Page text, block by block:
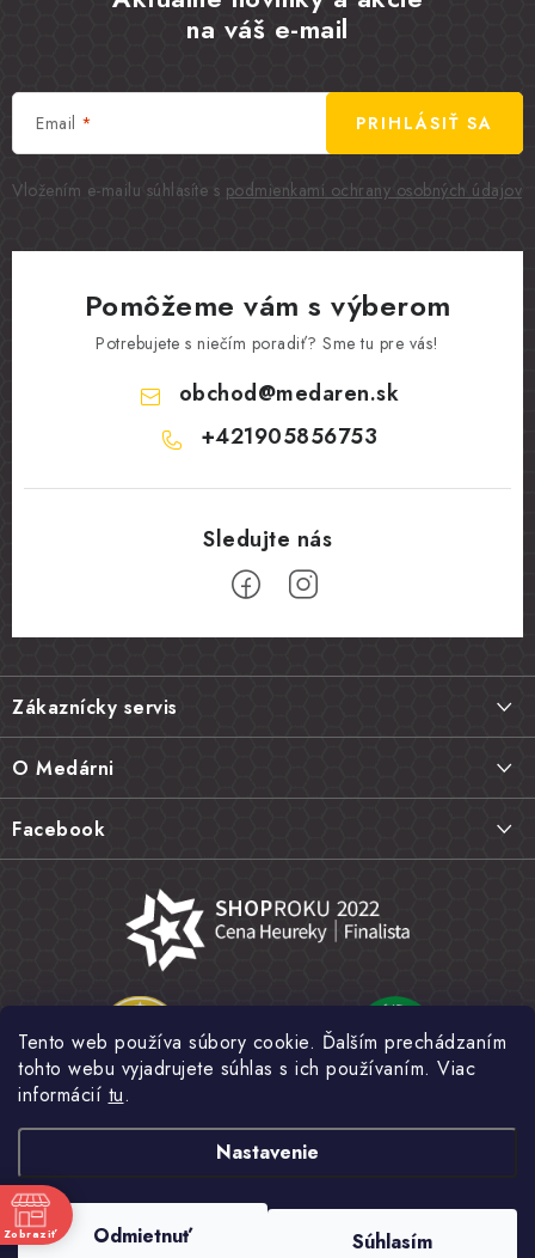
Tento web používa súbory cookie. Ďalším prechádzaním
tohto webu vyjadrujete súhlas s ich používaním. Viac
informácií tu.
Nastavenie
Odmietnuť Súhlasím
na váš e-mail
Email
Vložením e-mailu súhlasíte s podmienkami ochrany osobných údajov
PRIHLÁSIŤ SA
Pomôžeme vám s výberom
Potrebujete s niečím poradiť? Sme tu pre vás!
obchod@medaren.sk
+421905856753
Z
á
p
ä
e
Zákaznícky servis
Vrátenie tovaru, výmena a reklamácie
Najčastejšie otázky FAQ
Hodnotenie obchodu
Obchodné podmienky
Ochrana osobných údajov
O Medárni
Náš príbeh
Kamenná predajňa
Fotogaléria
Novinky
Facebook
Copyright 2026 . Všetky práva vyhradené.Upraviť nastavenie
Zobraziť